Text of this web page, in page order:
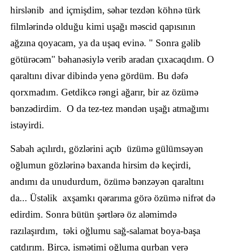
hirslənib and içmişdim, səhər tezdən köhnə türk
filmlərində olduğu kimi uşağı məscid qapısının
ağzına qoyacam, ya da uşaq evinə. " Sonra gəlib
götürəcəm" bəhanəsiylə verib aradan çıxacaqdım. O
qaraltını divar dibində yenə gördüm. Bu dəfə
qorxmadım. Getdikcə rəngi ağarır, bir az özümə
bənzədirdim. O da tez-tez məndən uşağı atmağımı
istəyirdi.
Sabah açılırdı, gözlərini açıb üzümə gülümsəyən
oğlumun gözlərinə baxanda hirsim də keçirdi,
andımı da unudurdum, özümə bənzəyən qaraltını
da... Üstəlik axşamkı qərarıma görə özümə nifrət də
edirdim. Sonra bütün şərtlərə öz aləmimdə
razılaşırdım, təki oğlumu sağ-salamat boya-başa
çatdırım. Bircə, ismətimi oğluma qurban verə